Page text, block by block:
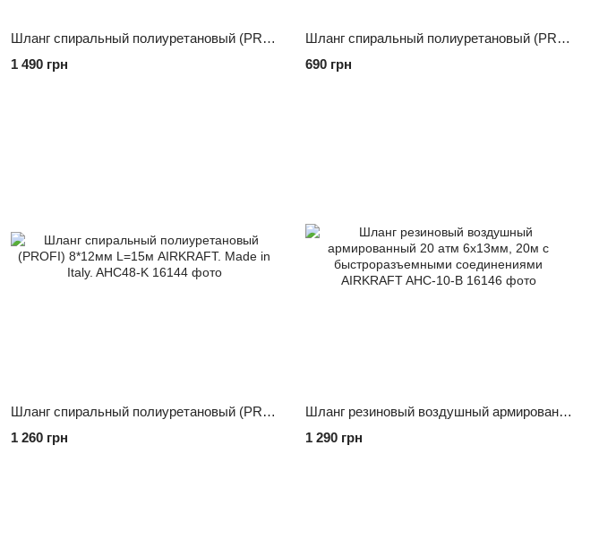
Шланг спиральный полиуретановый (PROFI) 8*12мм L=20м AIRKRAFT. Made in Italy. AHC48-L
1 490 грн
Шланг спиральный полиуретановый (PROFI) 8*12мм L=5м AIRKRAFT. Made in Italy. AHC48-I
690 грн
Шланг спиральный полиуретановый (PROFI) 8*12мм L=15м AIRKRAFT. Made in Italy. AHC48-K
1 260 грн
Шланг резиновый воздушный армированный 20 атм 6x13мм, 20м с быстроразъемными соединениями AIRKRAFT AHC-10-B
1 290 грн